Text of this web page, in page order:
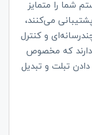
شما را متمایز
می‌کنند،
و کنترل
که مخصوص
دادن تبلت و تبدیل